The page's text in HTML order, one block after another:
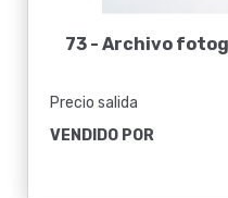
73 - Archivo
Precio salida
VENDIDO POR